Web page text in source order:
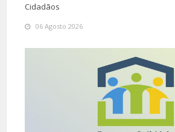
Cidadãos
06 Agosto 2026